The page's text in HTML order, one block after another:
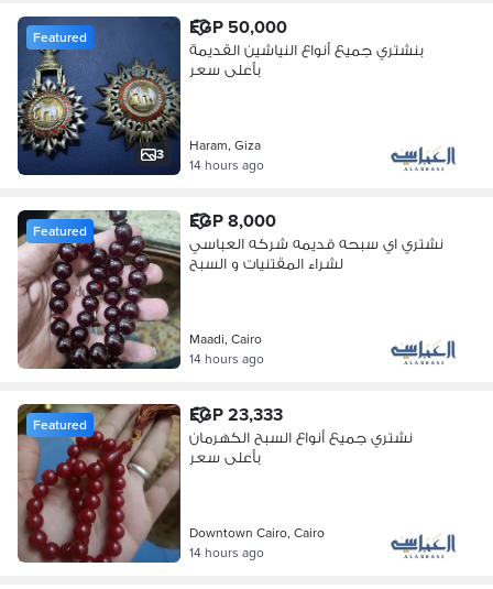
3
Featured EGP 50,000
بنشتري جميع أنواع النياشين القديمة
بأعلى سعر
Haram, Giza
14 hours ago
Featured EGP 8,000
نشتري اي سبحه قديمه شركه العباسي
لشراء المقتنيات و السبح
Maadi, Cairo
14 hours ago
Featured EGP 23,333
نشتري جميع أنواع السبح الكهرمان
بأعلى سعر
Downtown Cairo, Cairo
14 hours ago